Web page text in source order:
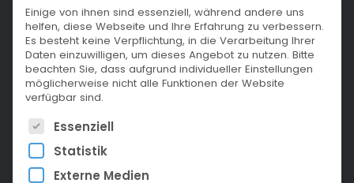
LOGO consult AG
Enzianstraße 4
82319 Starnberg bei München
+49 8151 746 736
USt-IdNr.: DE208194555
Einige von ihnen sind essenziell, während andere uns
helfen, diese Webseite und Ihre Erfahrung zu verbessern.
Es besteht keine Verpflichtung, in die Verarbeitung Ihrer
Daten einzuwilligen, um dieses Angebot zu nutzen. Bitte
beachten Sie, dass aufgrund individueller Einstellungen
möglicherweise nicht alle Funktionen der Website
verfügbar sind.
Es folgt eine Liste der Service-Gruppen, für die
Essenziell
Statistik
Externe Medien